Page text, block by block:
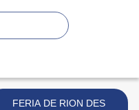
FERIA DE RION DES